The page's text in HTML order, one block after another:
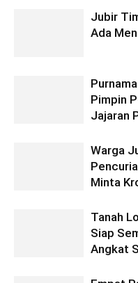
Jubir
Ada
Pimpin
Jajaran
Warga
Minta
Tanah
Siap
Angkat